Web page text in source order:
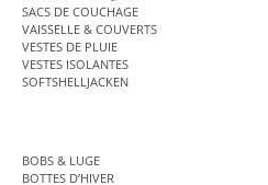
SACS DE COUCHAGE
VAISSELLE & COUVERTS
VESTES DE PLUIE
VESTES ISOLANTES
SOFTSHELLJACKEN
BOBS & LUGE
BOTTES D’HIVER